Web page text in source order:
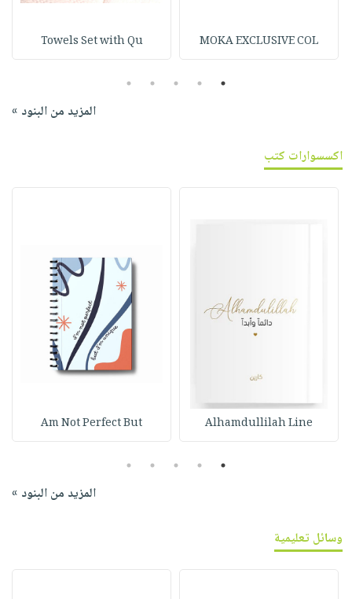
MOKA EXCLUSIVE COL
Towels Set with Qu
1
2
3
4
5
المزيد من البنود »
اكسسوارات كتب
Alhamdullilah Line
Am Not Perfect But
1
2
3
4
5
المزيد من البنود »
وسائل تعليمية